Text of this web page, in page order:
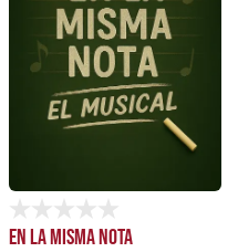
En la misma nota